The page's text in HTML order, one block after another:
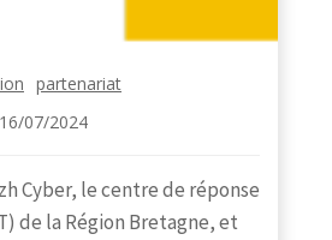
partenariat
16/07/2024
Cyber, le centre de réponse
de la Région Bretagne, et